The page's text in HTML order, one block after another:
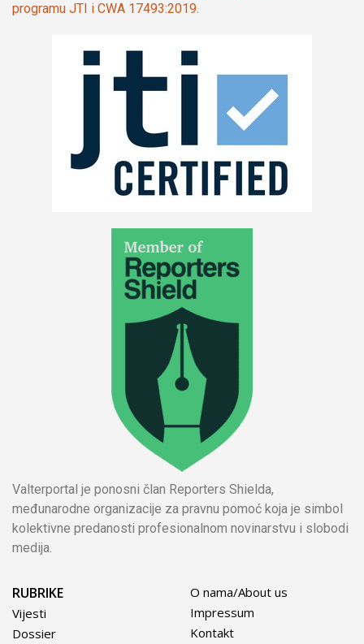
programu JTI i CWA 17493:2019.
Valterportal je ponosni član Reporters Shielda,
međunarodne organizacije za pravnu pomoć koja je simbol
kolektivne predanosti profesionalnom novinarstvu i slobodi
medija.
RUBRIKE
Vijesti
Dossier
O nama/About us
Impressum
Kontakt